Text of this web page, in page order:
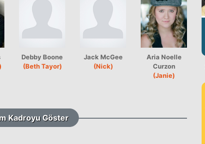
Debby Boone
(Beth Tayor)
Jack McGee
(Nick)
Aria Noelle
Curzon
(Janie)
Kadroyu Göster